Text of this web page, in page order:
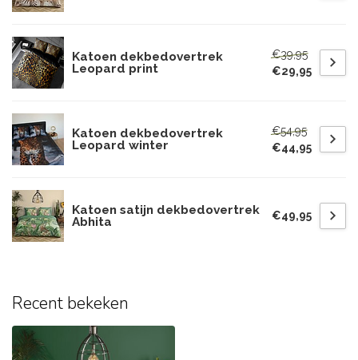
Katoen dekbedovertrek
Leopard print
€39,95
€29,95
Katoen dekbedovertrek
Leopard winter
€54,95
€44,95
Katoen satijn dekbedovertrek
Abhita
€49,95
Recent bekeken